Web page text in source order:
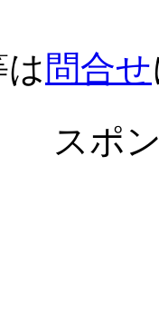
問合せ
スポ